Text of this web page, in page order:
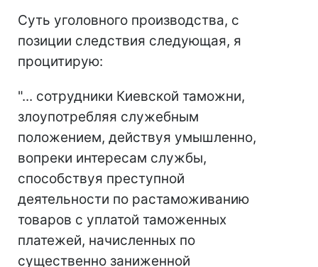
Суть уголовного производства, с
позиции следствия следующая, я
процитирую:
"... сотрудники Киевской таможни,
злоупотребляя служебным
положением, действуя умышленно,
вопреки интересам службы,
способствуя преступной
деятельности по растаможиванию
товаров с уплатой таможенных
платежей, начисленных по
существенно заниженной